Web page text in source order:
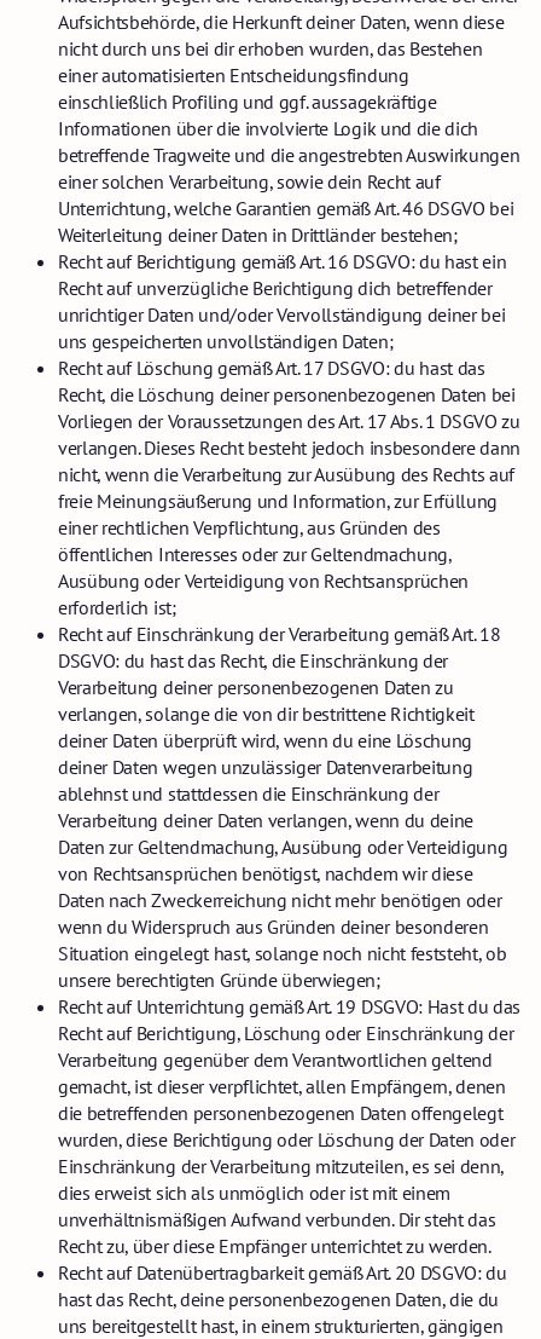
Aufsichtsbehörde, die Herkunft deiner Daten, wenn diese
nicht durch uns bei dir erhoben wurden, das Bestehen
einer automatisierten Entscheidungsfindung
einschließlich Profiling und ggf. aussagekräftige
Informationen über die involvierte Logik und die dich
betreffende Tragweite und die angestrebten Auswirkungen
einer solchen Verarbeitung, sowie dein Recht auf
Unterrichtung, welche Garantien gemäß Art. 46 DSGVO bei
Weiterleitung deiner Daten in Drittländer bestehen;
Recht auf Berichtigung gemäß Art. 16 DSGVO: du hast ein
Recht auf unverzügliche Berichtigung dich betreffender
unrichtiger Daten und/oder Vervollständigung deiner bei
uns gespeicherten unvollständigen Daten;
Recht auf Löschung gemäß Art. 17 DSGVO: du hast das
Recht, die Löschung deiner personenbezogenen Daten bei
Vorliegen der Voraussetzungen des Art. 17 Abs. 1 DSGVO zu
verlangen. Dieses Recht besteht jedoch insbesondere dann
nicht, wenn die Verarbeitung zur Ausübung des Rechts auf
freie Meinungsäußerung und Information, zur Erfüllung
einer rechtlichen Verpflichtung, aus Gründen des
öffentlichen Interesses oder zur Geltendmachung,
Ausübung oder Verteidigung von Rechtsansprüchen
erforderlich ist;
Recht auf Einschränkung der Verarbeitung gemäß Art. 18
DSGVO: du hast das Recht, die Einschränkung der
Verarbeitung deiner personenbezogenen Daten zu
verlangen, solange die von dir bestrittene Richtigkeit
deiner Daten überprüft wird, wenn du eine Löschung
deiner Daten wegen unzulässiger Datenverarbeitung
ablehnst und stattdessen die Einschränkung der
Verarbeitung deiner Daten verlangen, wenn du deine
Daten zur Geltendmachung, Ausübung oder Verteidigung
von Rechtsansprüchen benötigst, nachdem wir diese
Daten nach Zweckerreichung nicht mehr benötigen oder
wenn du Widerspruch aus Gründen deiner besonderen
Situation eingelegt hast, solange noch nicht feststeht, ob
unsere berechtigten Gründe überwiegen;
Recht auf Unterrichtung gemäß Art. 19 DSGVO: Hast du das
Recht auf Berichtigung, Löschung oder Einschränkung der
Verarbeitung gegenüber dem Verantwortlichen geltend
gemacht, ist dieser verpflichtet, allen Empfängern, denen
die betreffenden personenbezogenen Daten offengelegt
wurden, diese Berichtigung oder Löschung der Daten oder
Einschränkung der Verarbeitung mitzuteilen, es sei denn,
dies erweist sich als unmöglich oder ist mit einem
unverhältnismäßigen Aufwand verbunden. Dir steht das
Recht zu, über diese Empfänger unterrichtet zu werden.
Recht auf Datenübertragbarkeit gemäß Art. 20 DSGVO: du
hast das Recht, deine personenbezogenen Daten, die du
uns bereitgestellt hast, in einem strukturierten, gängigen